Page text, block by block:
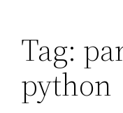
Tag:
python